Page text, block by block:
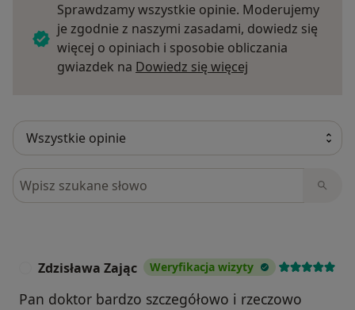
Sprawdzamy wszystkie opinie. Moderujemy
je zgodnie z naszymi zasadami, dowiedz się
więcej o opiniach i sposobie obliczania
gwiazdek na Dowiedz się więcej
Szukaj w opiniach
Zdzisława Zając Weryfikacja wizyty
Pan doktor bardzo szczegółowo i rzeczowo